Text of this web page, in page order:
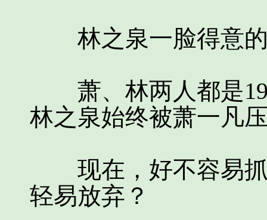
林之泉一脸得意的
萧、林两人都是
林之泉始终被萧一凡
现在，好不容易抓
轻易放弃？